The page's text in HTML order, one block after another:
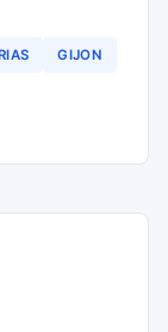
GIJON